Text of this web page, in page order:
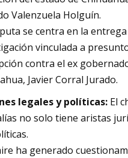
Valenzuela Holguín.
se centra en la
vinculada a
contra el ex
Javier Corral Jurado.
legales y políticas: El
no solo tiene aristas
ha generado